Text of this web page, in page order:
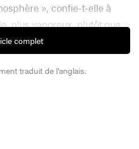
», confie‑t‑elle à
plus vaporeux, plutôt que
toujours indéniablement
et pensé pour être
ce voile de fraîcheur
complet
traduit de l'anglais.